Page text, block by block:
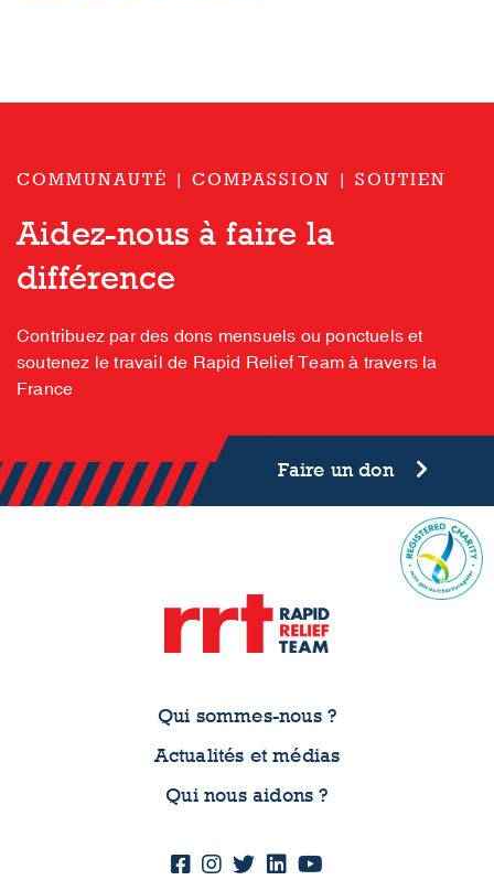
COMMUNAUTÉ | COMPASSION | SOUTIEN
Aidez-nous à faire la
différence
Contribuez par des dons mensuels ou ponctuels et
soutenez le travail de Rapid Relief Team à travers la
France
Faire un don
Qui sommes-nous ?
Actualités et médias
Qui nous aidons ?